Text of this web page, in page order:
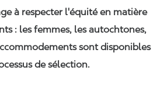
à respecter l'équité en matière
: les femmes, les autochtones,
sont disponibles
de sélection.